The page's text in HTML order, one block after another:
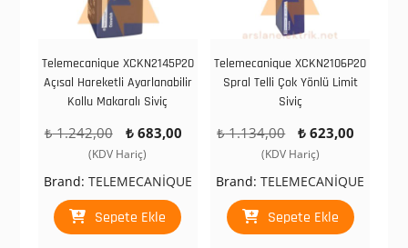
Telemecanique XCKN2145P20
Açısal Hareketli Ayarlanabilir
Kollu Makaralı Siviç
₺1.242,00
Orijinal
fiyat:
₺ 1.242,00.
₺683,00
₺ 683,00.
(KDV Hariç)
Brand: TELEMECANİQUE
Sepete Ekle
Telemecanique XCKN2106P20
Spral Telli Çok Yönlü Limit
Siviç
₺1.134,00
Orijinal
fiyat:
₺ 1.134,00.
₺ 623,00
₺
(KDV Hariç)
Brand:TELEMECANİQUE
Sepete Ekle